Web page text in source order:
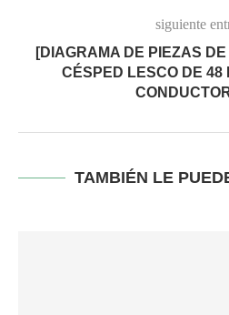
siguiente
[DIAGRAMA DE PIEZAS
CÉSPED LESCO DE 48
TAMBIÉN LE